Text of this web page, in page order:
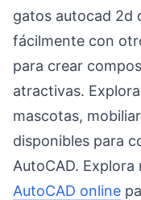
gatos autocad 2d
fácilmente con
para crear
atractivas.
mascotas,
disponibles para
AutoCAD. Explora
AutoCAD online